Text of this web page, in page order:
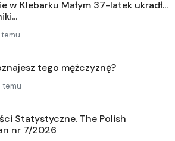
w Klebarku Małym 37-latek ukradł...
tego mężczyznę?
temu
Statystyczne. The Polish
nr 7/2026